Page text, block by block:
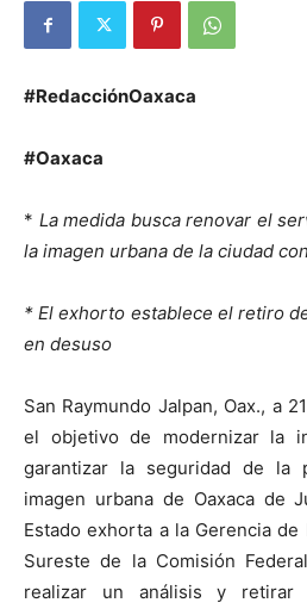
#RedacciónOaxaca
#Oaxaca
* La medida busca renovar el
la imagen urbana de la ciudad
* El exhorto establece el retiro
en desuso
San Raymundo Jalpan, Oax., a
el objetivo de modernizar la
garantizar la seguridad de la
imagen urbana de Oaxaca de
Estado exhorta a la Gerencia
Sureste de la Comisión
realizar un análisis y